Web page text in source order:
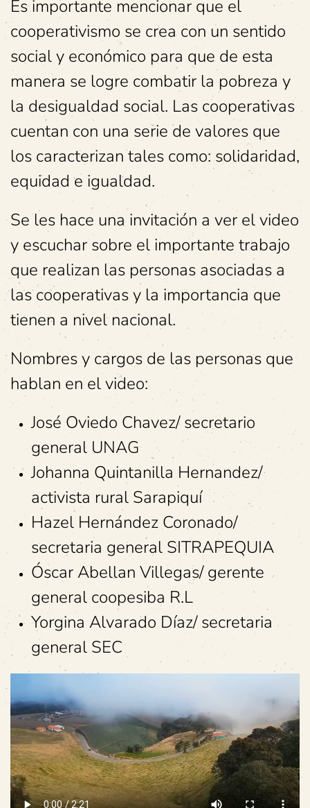
Es importante mencionar que el
cooperativismo se crea con un sentido
social y económico para que de esta
manera se logre combatir la pobreza y
la desigualdad social. Las cooperativas
cuentan con una serie de valores que
los caracterizan tales como: solidaridad,
equidad e igualdad.
Se les hace una invitación a ver el video
y escuchar sobre el importante trabajo
que realizan las personas asociadas a
las cooperativas y la importancia que
tienen a nivel nacional.
Nombres y cargos de las personas que
hablan en el video:
José Oviedo Chavez/ secretario
general UNAG
Johanna Quintanilla Hernandez/
activista rural Sarapiquí
Hazel Hernández Coronado/
secretaria general SITRAPEQUIA
Óscar Abellan Villegas/ gerente
general coopesiba R.L
Yorgina Alvarado Díaz/ secretaria
general SEC